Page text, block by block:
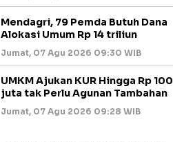
Mendagri, 79 Pemda Butuh Dana
Alokasi Umum Rp 14 triliun
Jumat, 07 Agu 2026 09:30 WIB
UMKM Ajukan KUR Hingga Rp 100
juta tak Perlu Agunan Tambahan
Jumat, 07 Agu 2026 09:28 WIB